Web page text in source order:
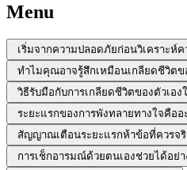
Menu
เริ่มจากความปลอดภัยก่อนวิเคราะห์
ทำไมคุณอาจรู้สึกเหมือนเกลียดชีวิตข
วิธีรับมือกับการเกลียดชีวิตของตัวเอง
ระยะแรกของการพังทลายทางใจคืออ
สัญญาณเตือนระยะแรกห้าข้อที่ควรจริ
การเช็กอารมณ์ด้วยตนเองช่วยได้อย่